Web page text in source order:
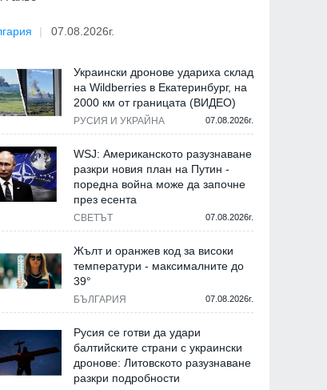
07.08.2026г.
Украински дронове удариха склад
на Wildberries в Екатеринбург, на
2000 км от границата (ВИДЕО)
РУСИЯ И УКРАЙНА 07.08.2026г.
WSJ: Американското разузнаване
разкри новия план на Путин -
поредна война може да започне
през есента
СВЕТЪТ 07.08.2026г.
Жълт и оранжев код за високи
температури - максималните до
39°
БЪЛГАРИЯ 07.08.2026г.
Русия се готви да удари
балтийските страни с украински
дронове: Литовското разузнаване
разкри подробности